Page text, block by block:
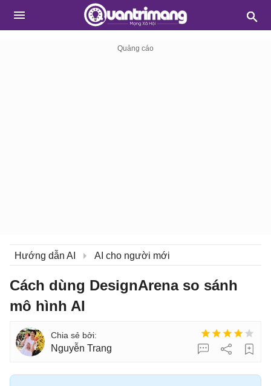
Hướng dẫn AI AI cho người mới
Cách dùng DesignArena so sánh
mô hình AI
Nguyễn Trang